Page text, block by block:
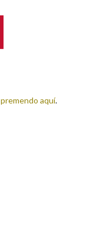
premendo aquí.